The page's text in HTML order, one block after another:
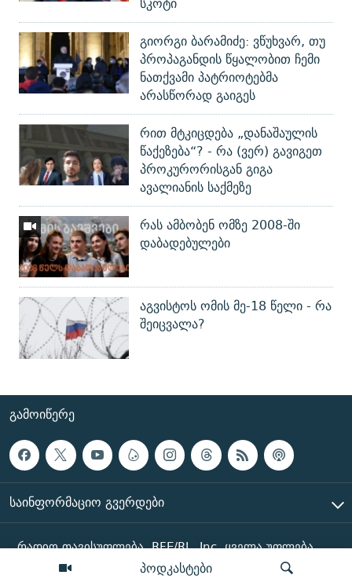
პოდკასტები
გიორგი ბარამიძე: ვწუხვარ, თუ
პროპაგანდის წყალობით ჩემი
ნათქვამი პატრიოტებმა
არასწორად გაიგეს
რით მტკიცდება „დანაშაულის
წაქეზება“? - რა (ვერ) გავიგეთ
პროკურორისგან გიგა
ავალიანის საქმეზე
რას ამბობენ ომზე 2008-ში
დაბადებულები
აგვისტოს ომის მე-18 წელი - რა
შეიცვალა?
ᲒᲐᲛᲝᲘᲬᲔᲠᲔ
ᲡᲐᲘᲜᲤᲝᲠᲛᲐᲪᲘᲝ ᲒᲕᲔᲠᲓᲔᲑᲘ
რადიო თავისუფლება, RFE/RL, Inc. ყველა უფლება
დაცულია